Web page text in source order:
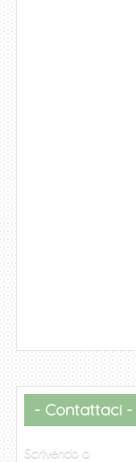
Contattaci
Scrivendo a